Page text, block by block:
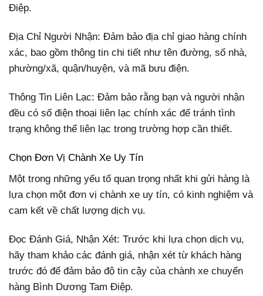
Điệp.
Địa Chỉ Người Nhận: Đảm bảo địa chỉ giao hàng chính
xác, bao gồm thông tin chi tiết như tên đường, số nhà,
phường/xã, quận/huyện, và mã bưu điện.
Thông Tin Liên Lạc: Đảm bảo rằng bạn và người nhận
đều có số điện thoại liên lạc chính xác để tránh tình
trạng không thể liên lạc trong trường hợp cần thiết.
Chọn Đơn Vị Chành Xe Uy Tín
Một trong những yếu tố quan trọng nhất khi gửi hàng là
lựa chọn một đơn vị chành xe uy tín, có kinh nghiệm và
cam kết về chất lượng dịch vụ.
Đọc Đánh Giá, Nhận Xét: Trước khi lựa chọn dịch vụ,
hãy tham khảo các đánh giá, nhận xét từ khách hàng
trước đó để đảm bảo độ tin cậy của chành xe chuyển
hàng Bình Dương Tam Điệp.